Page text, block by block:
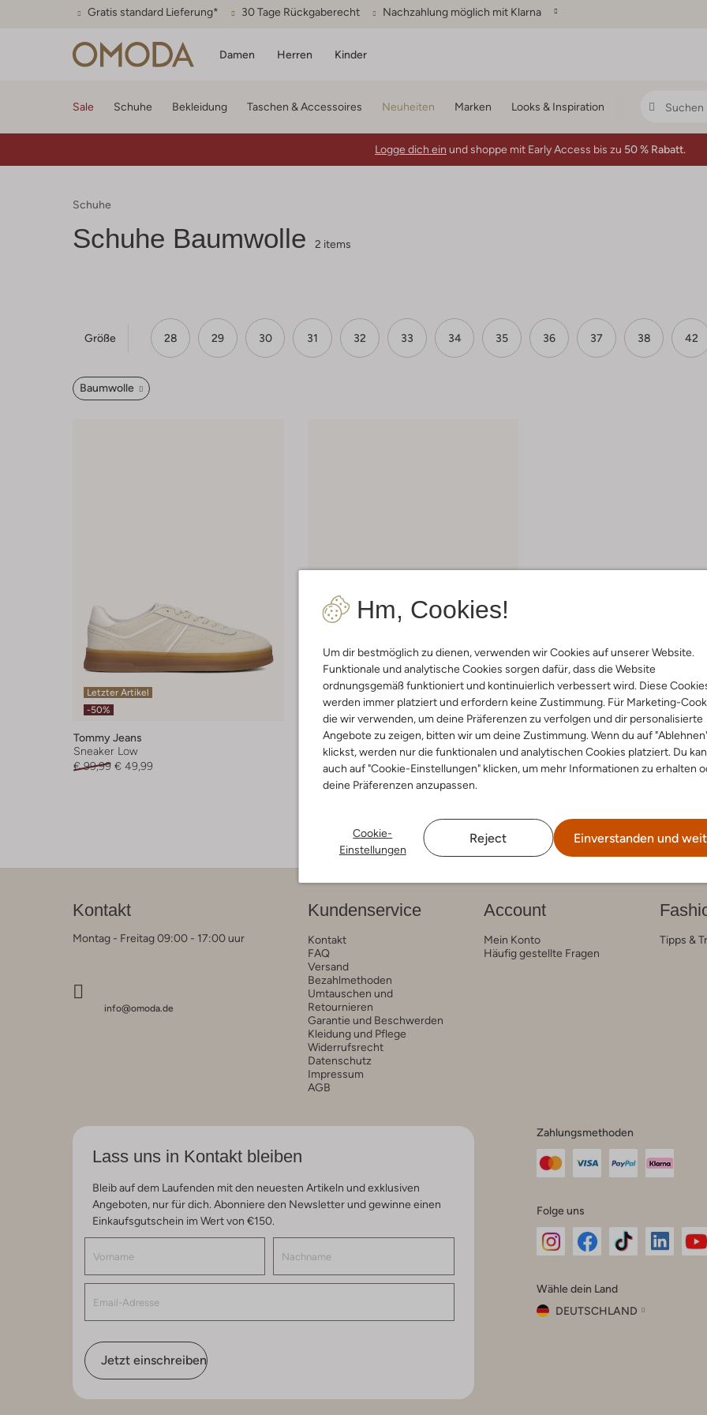
Gratis standard Lieferung* 30 Tage Rückgaberecht Nachzahlung möglich mit Klarna
Damen Herren Kinder
Hm, Cookies!
Um dir bestmöglich zu dienen, verwenden wir Cookies auf unserer Website.
Funktionale und analytische Cookies sorgen dafür, dass die Website
ordnungsgemäß funktioniert und kontinuierlich verbessert wird. Diese
werden immer platziert und erfordern keine Zustimmung. Für Marketing-
die wir verwenden, um deine Präferenzen zu verfolgen und dir personalisierte
Angebote zu zeigen, bitten wir um deine Zustimmung. Wenn du auf
klickst, werden nur die funktionalen und analytischen Cookies platziert. Du
auch auf "Cookie-Einstellungen" klicken, um mehr Informationen zu erhalten
deine Präferenzen anzupassen.
Cookie-
Einstellungen
Reject Einverstanden und
Sale Schuhe Bekleidung Taschen & Accessoires Neuheiten Marken Looks & Inspiration
Logge dich ein und shoppe mit Early Access bis zu 50 % Rabatt.
Schuhe
Schuhe Baumwolle 2 items
Größe 28 29 30 31 32 33 34 35 36 37 38 42
Baumwolle
Letzter Artikel
-50%
Tommy Jeans
Sneaker Low
€ 99,99 € 49,99
Mexx
Sneaker Low
€ 74,99
Kontakt
Montag - Freitag 09:00 - 17:00 uur
info@omoda.de
Kundenservice
Kontakt
FAQ
Versand
Bezahlmethoden
Umtauschen und
Retournieren
Garantie und Beschwerden
Kleidung und Pflege
Widerrufsrecht
Datenschutz
Impressum
AGB
Account
Mein Konto
Häufig gestellte Fragen
Tipps &
Lass uns in Kontakt bleiben
Bleib auf dem Laufenden mit den neuesten Artikeln und exklusiven
Angeboten, nur für dich. Abonniere den Newsletter und gewinne einen
Einkaufsgutschein im Wert von €150.
Jetzt einschreiben
Zahlungsmethoden
Folge uns
Instagram
Facebook
TikTok
Wähle dein Land
DEUTSCHLAND